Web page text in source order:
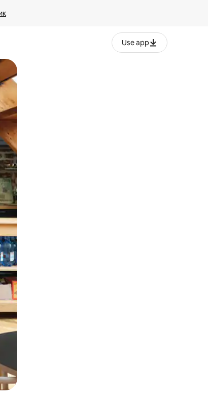
Use app
лизгање.